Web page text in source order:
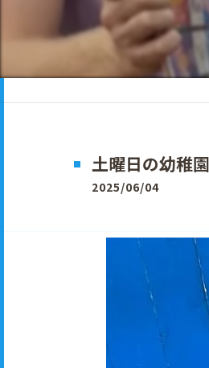
土曜日の幼稚
2025/06/04